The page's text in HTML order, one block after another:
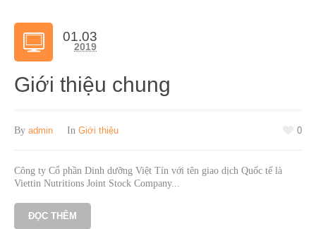
01.03
2019
Giới thiệu chung
By admin In Giới thiệu 0
Công ty Cổ phần Dinh dưỡng Việt Tín với tên giao dịch Quốc tế là
Viettin Nutritions Joint Stock Company...
ĐỌC THÊM